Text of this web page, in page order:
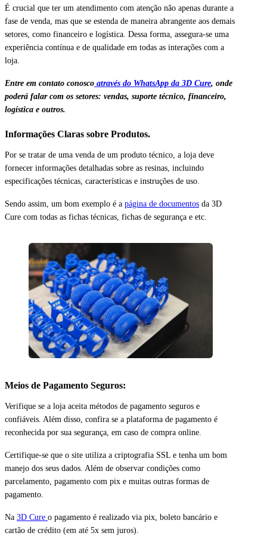
É crucial que ter um atendimento com atenção não apenas durante a
fase de venda, mas que se estenda de maneira abrangente aos demais
setores, como financeiro e logística. Dessa forma, assegura-se uma
experiência contínua e de qualidade em todas as interações com a
loja.
Entre em contato conosco através do WhatsApp da 3D Cure, onde
poderá falar com os setores: vendas, suporte técnico, financeiro,
logística e outros.
Informações Claras sobre Produtos.
Por se tratar de uma venda de um produto técnico, a loja deve
fornecer informações detalhadas sobre as resinas, incluindo
especificações técnicas, características e instruções de uso.
Sendo assim, um bom exemplo é a página de documentos da 3D
Cure com todas as fichas técnicas, fichas de segurança e etc.
Meios de Pagamento Seguros:
Verifique se a loja aceita métodos de pagamento seguros e
confiáveis. Além disso, confira se a plataforma de pagamento é
reconhecida por sua segurança, em caso de compra online.
Certifique-se que o site utiliza a criptografia SSL e tenha um bom
manejo dos seus dados. Além de observar condições como
parcelamento, pagamento com pix e muitas outras formas de
pagamento.
Na 3D Cure o pagamento é realizado via pix, boleto bancário e
cartão de crédito (em até 5x sem juros).